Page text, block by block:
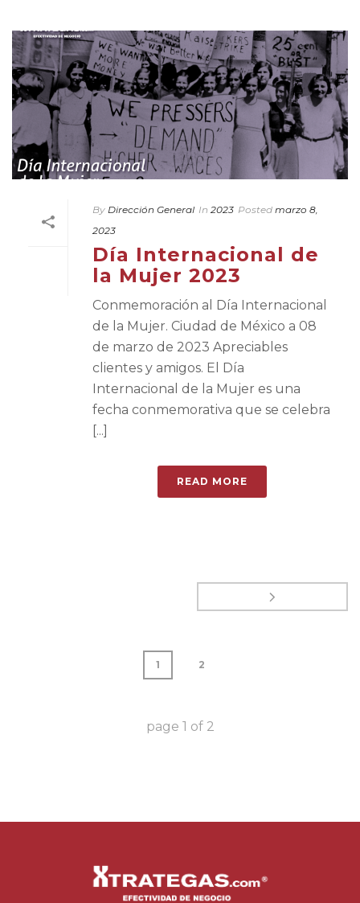
By Dirección General In 2023 Posted marzo 8,
2023
Día Internacional de
la Mujer 2023
Conmemoración al Día Internacional
de la Mujer. Ciudad de México a 08
de marzo de 2023 Apreciables
clientes y amigos. El Día
Internacional de la Mujer es una
fecha conmemorativa que se celebra
[...]
READ MORE
1 2
page 1 of 2